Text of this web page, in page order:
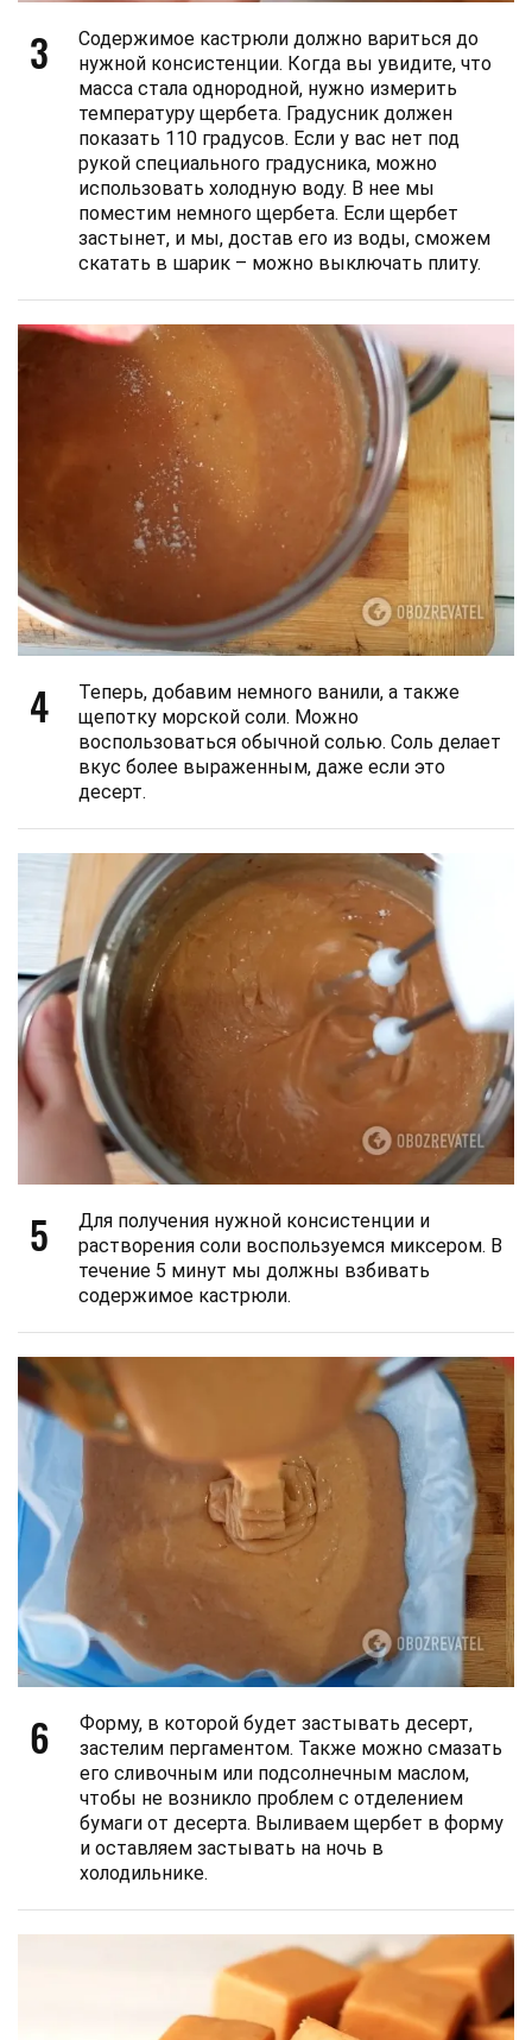
3
Содержимое кастрюли должно вариться до
нужной консистенции. Когда вы увидите, что
масса стала однородной, нужно измерить
температуру щербета. Градусник должен
показать 110 градусов. Если у вас нет под
рукой специального градусника, можно
использовать холодную воду. В нее мы
поместим немного щербета. Если щербет
застынет, и мы, достав его из воды, сможем
скатать в шарик – можно выключать плиту.
4
Теперь, добавим немного ванили, а также
щепотку морской соли. Можно
воспользоваться обычной солью. Соль делает
вкус более выраженным, даже если это
десерт.
5
Для получения нужной консистенции и
растворения соли воспользуемся миксером. В
течение 5 минут мы должны взбивать
содержимое кастрюли.
6
Форму, в которой будет застывать десерт,
застелим пергаментом. Также можно смазать
его сливочным или подсолнечным маслом,
чтобы не возникло проблем с отделением
бумаги от десерта. Выливаем щербет в форму
и оставляем застывать на ночь в
холодильнике.